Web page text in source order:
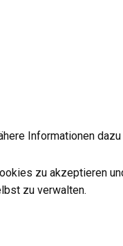
Informationen
zu akzeptieren
zu verwalten.